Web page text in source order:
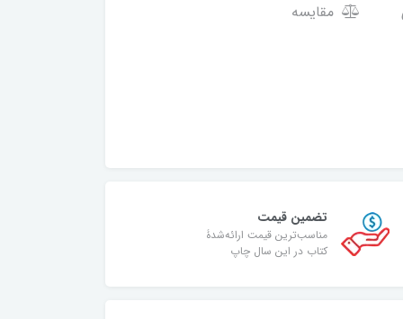
مقایسه
تضمین قیمت
مناسب‌ترین قیمت ارائه‌شدۀ
کتاب در این سال چاپ